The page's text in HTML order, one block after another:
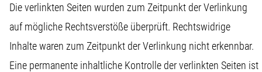
Die verlinkten Seiten wurden zum Zeitpunkt der Verlinkung
auf mögliche Rechtsverstöße überprüft. Rechtswidrige
Inhalte waren zum Zeitpunkt der Verlinkung nicht erkennbar.
Eine permanente inhaltliche Kontrolle der verlinkten Seiten ist